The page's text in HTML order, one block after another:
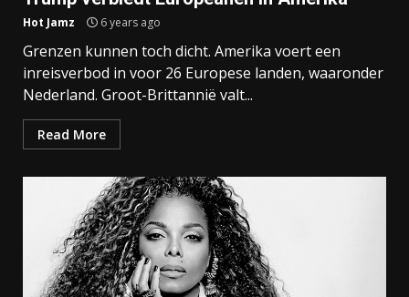
Hot Jamz 6 years ago
Grenzen kunnen toch dicht. Amerika voert een
inreisverbod in voor 26 Europese landen, waaronder
Nederland. Groot-Brittannië valt...
Read More